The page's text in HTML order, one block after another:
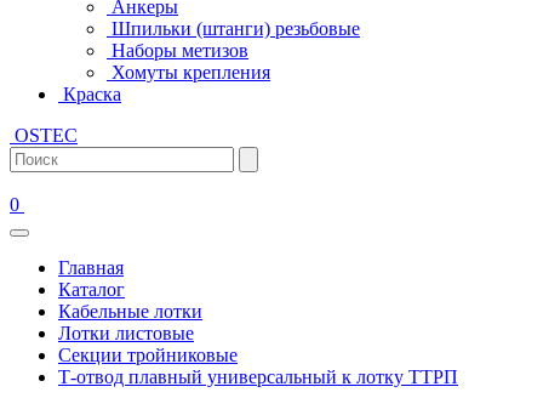
Анкеры
Шпильки (штанги) резьбовые
Наборы метизов
Хомуты крепления
Краска
OSTEC
0
Главная
Каталог
Кабельные лотки
Лотки листовые
Секции тройниковые
Т-отвод плавный универсальный к лотку ТТРП